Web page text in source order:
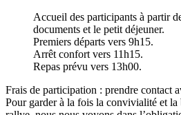
Accueil des participants à partir
documents et le petit déjeuner.
Premiers départs vers 9h15.
Arrêt confort vers 11h15.
Repas prévu vers 13h00.
Frais de participation : prendre contact
Pour garder à la fois la convivialité et la